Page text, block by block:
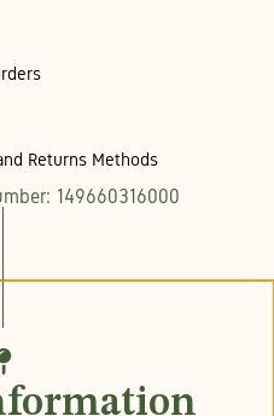
Returns Methods
149660316000